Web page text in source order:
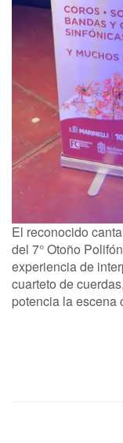
El reconocido
del 7° Otoño
experiencia de
cuarteto de
potencia la escena